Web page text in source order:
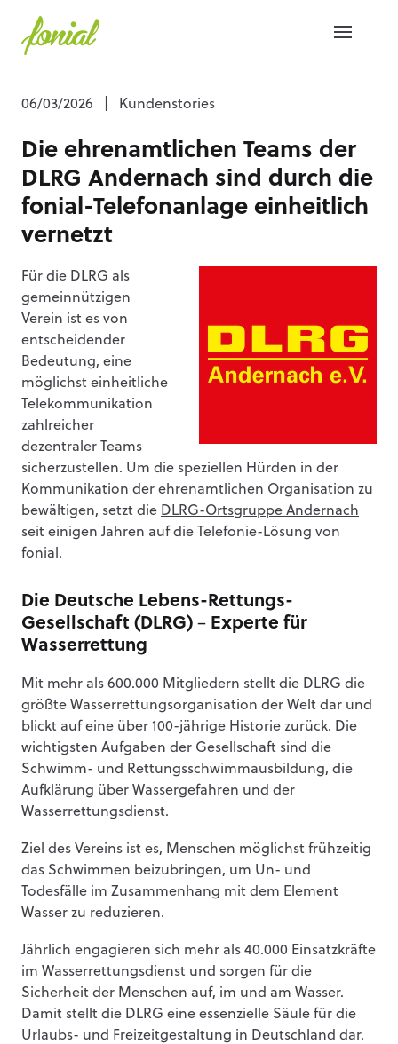
06/03/2026 Kundenstories
Die ehrenamtlichen Teams der
DLRG Andernach sind durch die
fonial-Telefonanlage einheitlich
vernetzt
Für die DLRG als
gemeinnützigen
Verein ist es von
entscheidender
Bedeutung, eine
möglichst einheitliche
Telekommunikation
zahlreicher
dezentraler Teams
sicherzustellen. Um die speziellen Hürden in der
Kommunikation der ehrenamtlichen Organisation zu
bewältigen, setzt die DLRG-Ortsgruppe Andernach
seit einigen Jahren auf die Telefonie-Lösung von
fonial.
Die Deutsche Lebens-Rettungs-
Gesellschaft (DLRG) – Experte für
Wasserrettung
Mit mehr als 600.000 Mitgliedern stellt die DLRG die
größte Wasserrettungsorganisation der Welt dar und
blickt auf eine über 100-jährige Historie zurück. Die
wichtigsten Aufgaben der Gesellschaft sind die
Schwimm- und Rettungsschwimmausbildung, die
Aufklärung über Wassergefahren und der
Wasserrettungsdienst.
Ziel des Vereins ist es, Menschen möglichst frühzeitig
das Schwimmen beizubringen, um Un- und
Todesfälle im Zusammenhang mit dem Element
Wasser zu reduzieren.
Jährlich engagieren sich mehr als 40.000 Einsatzkräfte
im Wasserrettungsdienst und sorgen für die
Sicherheit der Menschen auf, im und am Wasser.
Damit stellt die DLRG eine essenzielle Säule für die
Urlaubs- und Freizeitgestaltung in Deutschland dar.